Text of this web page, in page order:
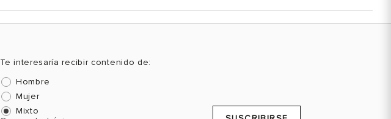
Te interesaría recibir contenido de:
Hombre
Mujer
Mixto